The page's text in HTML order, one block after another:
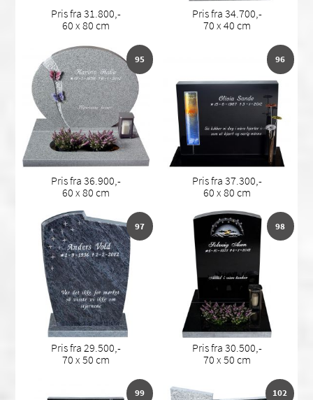
Pris fra 31.800,-
60 x 80 cm
Pris fra 34.700,-
70 x 40 cm
95
Pris fra 36.900,-
60 x 80 cm
96
Pris fra 37.300,-
60 x 80 cm
97
Pris fra 29.500,-
70 x 50 cm
98
Pris fra 30.500,-
70 x 50 cm
99 102